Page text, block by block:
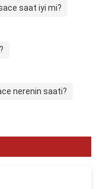
saat iyi mi?
nerenin saati?